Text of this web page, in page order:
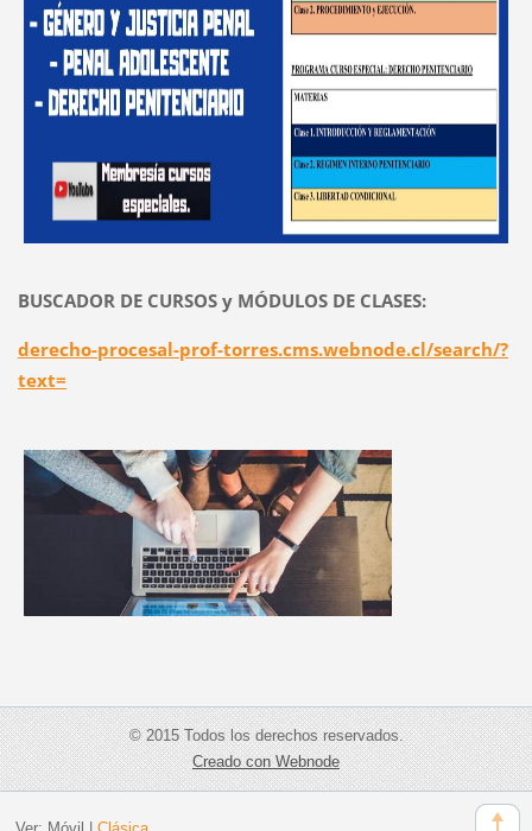
BUSCADOR DE CURSOS y MÓDULOS DE CLASES:
derecho-procesal-prof-torres.cms.webnode.cl/search/?
text=
© 2015 Todos los derechos reservados.
Creado con Webnode